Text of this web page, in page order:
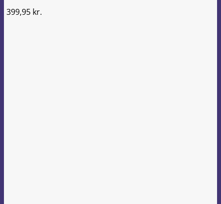
399,95 kr.